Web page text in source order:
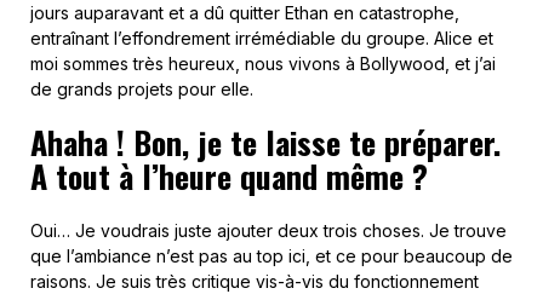
jours auparavant et a dû quitter Ethan en catastrophe,
entraînant l’effondrement irrémédiable du groupe. Alice et
moi sommes très heureux, nous vivons à Bollywood, et j’ai
de grands projets pour elle.
Ahaha ! Bon, je te laisse te préparer.
A tout à l’heure quand même ?
Oui… Je voudrais juste ajouter deux trois choses. Je trouve
que l’ambiance n’est pas au top ici, et ce pour beaucoup de
raisons. Je suis très critique vis-à-vis du fonctionnement